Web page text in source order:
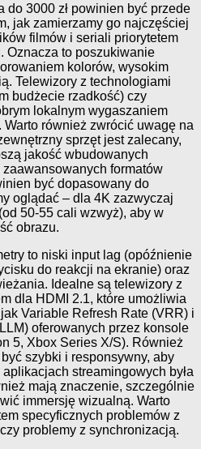
3000 zł powinien być przede
jak zamierzamy go najczęściej
filmów i seriali priorytetem
Oznacza to poszukiwanie
kolorów, wysokim
Telewizory z technologiami
budżecie rzadkość) czy
lokalnym wygaszaniem
również zwrócić uwagę na
sprzęt jest zalecany,
jakość wbudowanych
formatów
być dopasowany do
oglądać – dla 4K zazwyczaj
50-55 cali wzwyż), aby w
obrazu.
to niski input lag (opóźnienie
do reakcji na ekranie) oraz
Idealne są telewizory z
dla HDMI 2.1, które umożliwia
Variable Refresh Rate (VRR) i
oferowanych przez konsole
5, Xbox Series X/S). Również
szybki i responsywny, aby
streamingowych była
mają znaczenie, szczególnie
immersję wizualną. Warto
specyficznych problemów z
problemy z synchronizacją.